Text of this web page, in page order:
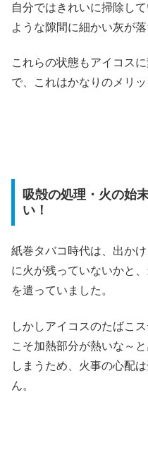
自分ではきれいに掃除し
ような隙間に細かい灰が落
これらの状態もアイコス
で、これはかなりのメリッ
吸殻の処理・火の始
い！
紙巻タバコ時代は、出か
に火が残っていないかと
を遣っていました。
しかしアイコスのたばこ
こそ加熱部分が熱いな～
しまうため、火事の心配
ん。